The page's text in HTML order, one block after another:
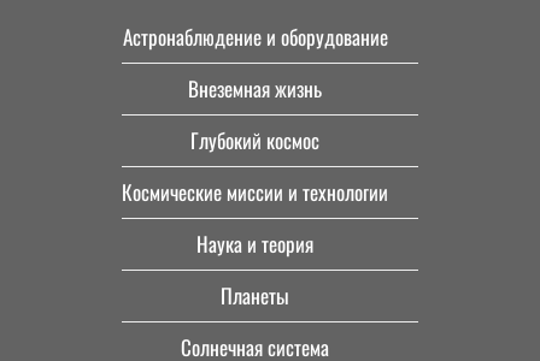
Астронаблюдение и оборудование
Внеземная жизнь
Глубокий космос
Космические миссии и технологии
Наука и теория
Планеты
Солнечная система